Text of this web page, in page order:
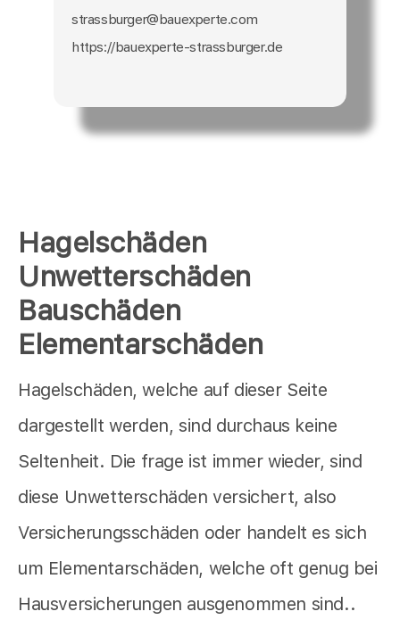
Hagelschäden
Unwetterschäden
Bauschäden
Elementarschäden
Hagelschäden, welche auf dieser Seite
dargestellt werden, sind durchaus keine
Seltenheit. Die frage ist immer wieder, sind
diese Unwetterschäden versichert, also
Versicherungsschäden oder handelt es sich
um Elementarschäden, welche oft genug bei
Hausversicherungen ausgenommen sind..
strassburger@bauexperte.com
https://bauexperte-strassburger.de